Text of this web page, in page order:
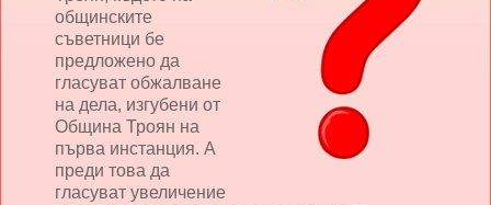
общинските
съветници бе
предложено да
гласуват обжалване
на дела, изгубени от
Община Троян на
първа инстанция. А
преди това да
гласуват увеличение